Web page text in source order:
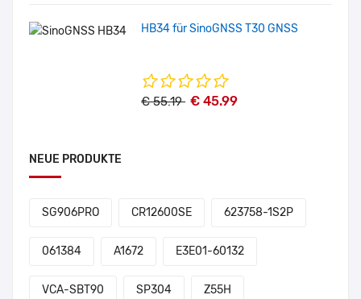
HB34 für SinoGNSS T30 GNSS
€ 55.19 € 45.99
NEUE PRODUKTE
SG906PRO CR12600SE 623758-1S2P
061384 A1672 E3E01-60132
VCA-SBT90 SP304 Z55H